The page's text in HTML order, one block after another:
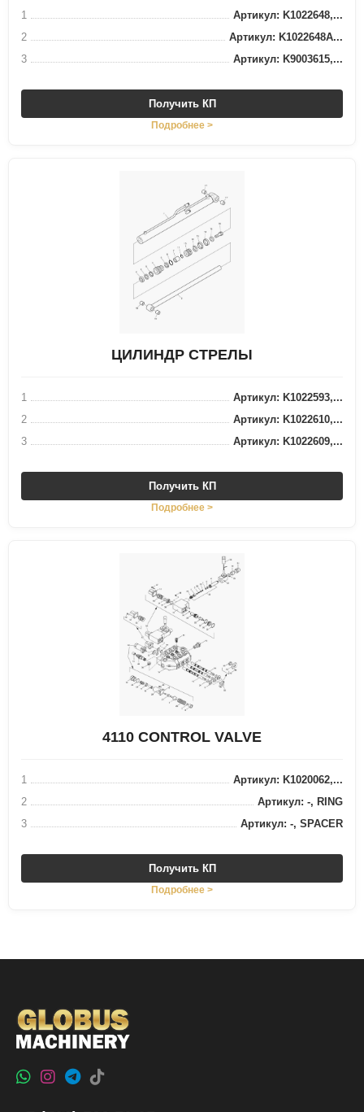
1
Артикул: K1022648,...
2
Артикул: K1022648A...
3
Артикул: K9003615,...
Получить КП
Подробнее >
ЦИЛИНДР СТРЕЛЫ
1
Артикул: K1022593,...
2
Артикул: K1022610,...
3
Артикул: K1022609,...
Получить КП
Подробнее >
4110 CONTROL VALVE
1
Артикул: K1020062,...
2
Артикул: -, RING
3
Артикул: -, SPACER
Получить КП
Подробнее >